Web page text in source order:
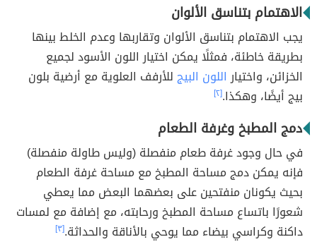
الاهتمام بتناسق الألوان
يجب الاهتمام بتناسق الألوان وتقاربها وعدم الخلط بينها
بطريقة خاطئة، فمثلًا يمكن اختيار اللون الأسود لجميع
الخزائن، واختياراللون البيجللأرفف العلوية مع أرضية بلون
بيج أيضًا، وهكذا.[٢]
دمج المطبخ وغرفة الطعام
في حال وجود غرفة طعام منفصلة (وليس طاولة منفصلة)
فإنه يمكن دمج مساحة المطبخ مع مساحة غرفة الطعام
بحيث يكونان منفتحين على بعضهما البعض مما يعطي
شعورًا باتساع مساحة المطبخ ورحابته، مع إضافة مع لمسات
داكنة وكراسي بيضاء مما يوحي بالأناقة والحداثة.[٣]